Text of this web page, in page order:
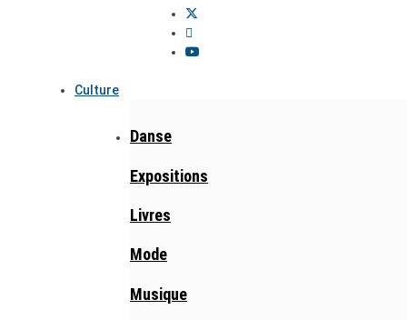
Culture
Danse
Expositions
Livres
Mode
Musique